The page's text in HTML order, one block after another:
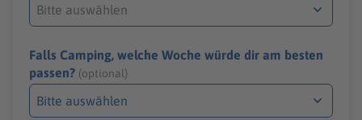
Falls Camping, welche Woche würde dir am besten
passen? (optional)